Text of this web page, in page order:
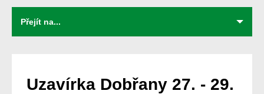
Uzavírka Dobřany 27. - 29.